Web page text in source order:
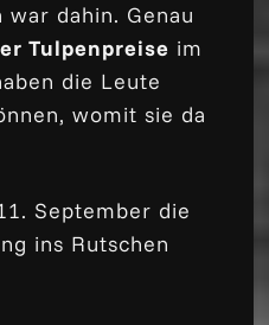
dahin. Genau
Tulpenpreise im
die Leute
womit sie da
September die
ins Rutschen